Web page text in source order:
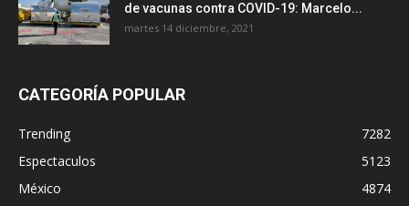
de vacunas contra COVID-19: Marcelo...
martes 14 diciembre, 2021
CATEGORÍA POPULAR
Trending
7282
Espectaculos
5123
México
4874